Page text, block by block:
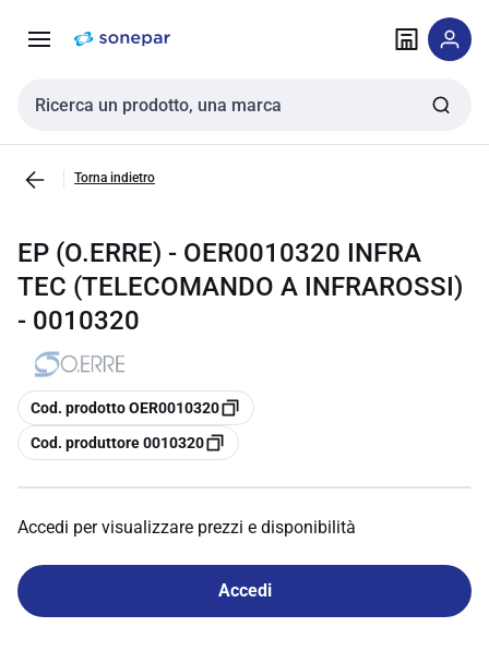
navigazione alla
Cerca input
Torna indietro
EP (O.ERRE) - OER0010320 INFRA
TEC (TELECOMANDO A INFRAROSSI)
- 0010320
copia
Cod. prodotto OER0010320
copia
Cod. produttore 0010320
Accedi per visualizzare prezzi e disponibilità
Accedi